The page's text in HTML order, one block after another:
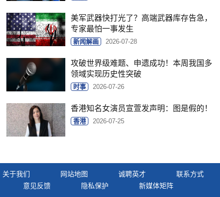
美军武器快打光了？高端武器库存告急，
专家最怕一事发生
新闻解画 2026-07-28
攻破世界级难题、申遗成功！本周我国多
领域实现历史性突破
时事 2026-07-26
香港知名女演员宣萱发声明：图是假的！
香港 2026-07-25
关于我们 网站地图 诚聘英才
联系方式
意见反馈
隐私保护 新媒体矩阵